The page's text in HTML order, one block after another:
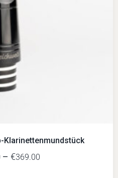
Klarinettenmundstück
– €369.00